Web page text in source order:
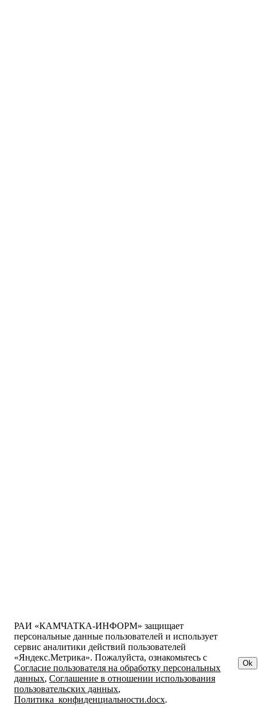
РАИ «КАМЧАТКА-ИНФОРМ» защищает
персональные данные пользователей и использует
сервис аналитики действий пользователей
«Яндекс.Метрика». Пожалуйста, ознакомьтесь с
Согласие пользователя на обработку персональных
данных,Соглашение в отношении использования
пользовательских данных,
Политика_конфиденциальности.docx.
Ok